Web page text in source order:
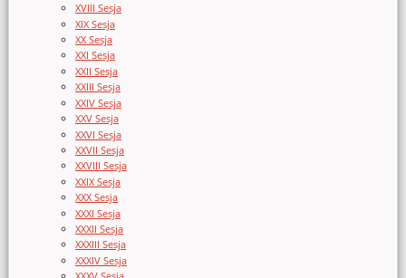
XVIII Sesja
XIX Sesja
XX Sesja
XXI Sesja
XXII Sesja
XXIII Sesja
XXIV Sesja
XXV Sesja
XXVI Sesja
XXVII Sesja
XXVIII Sesja
XXIX Sesja
XXX Sesja
XXXI Sesja
XXXII Sesja
XXXIII Sesja
XXXIV Sesja